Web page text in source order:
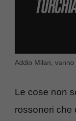
Addio Milan,
Le cose non
rossoneri che